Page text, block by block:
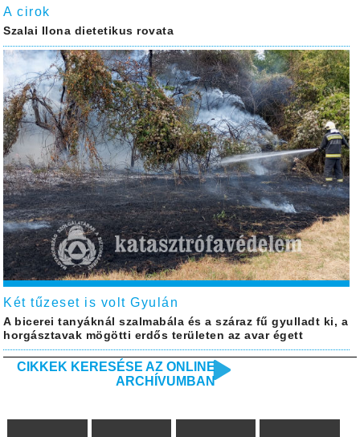
A cirok
Szalai Ilona dietetikus rovata
Két tűzeset is volt Gyulán
A bicerei tanyáknál szalmabála és a száraz fű gyulladt ki, a
horgásztavak mögötti erdős területen az avar égett
CIKKEK KERESÉSE AZ ONLINE
ARCHÍVUMBAN